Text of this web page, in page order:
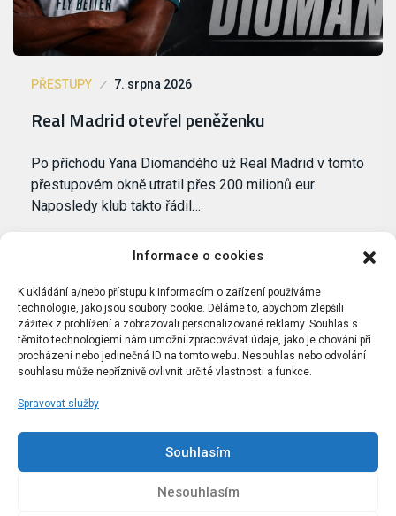
Informace o cookies
K ukládání a/nebo přístupu k informacím o zařízení používáme
technologie, jako jsou soubory cookie. Děláme to, abychom zlepšili
zážitek z prohlížení a zobrazovali personalizované reklamy. Souhlas s
těmito technologiemi nám umožní zpracovávat údaje, jako je chování při
procházení nebo jedinečná ID na tomto webu. Nesouhlas nebo odvolání
souhlasu může nepříznivě ovlivnit určité vlastnosti a funkce.
Spravovat služby
Souhlasím
Nesouhlasím
PŘESTUPY 7. srpna 2026
Real Madrid otevřel peněženku
Po příchodu Yana Diomandého už Real Madrid v tomto
přestupovém okně utratil přes 200 milionů eur.
Naposledy klub takto řádil…